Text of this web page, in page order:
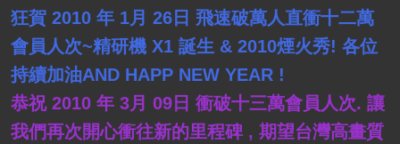
狂賀 2010 年 1月 26日 飛速破萬人直衝十二萬
會員人次~精研機 X1 誕生 & 2010煙火秀! 各位
持續加油AND HAPP NEW YEAR !
恭祝 2010 年 3月 09日 衝破十三萬會員人次. 讓
我們再次開心衝往新的里程碑 , 期望台灣高畫質